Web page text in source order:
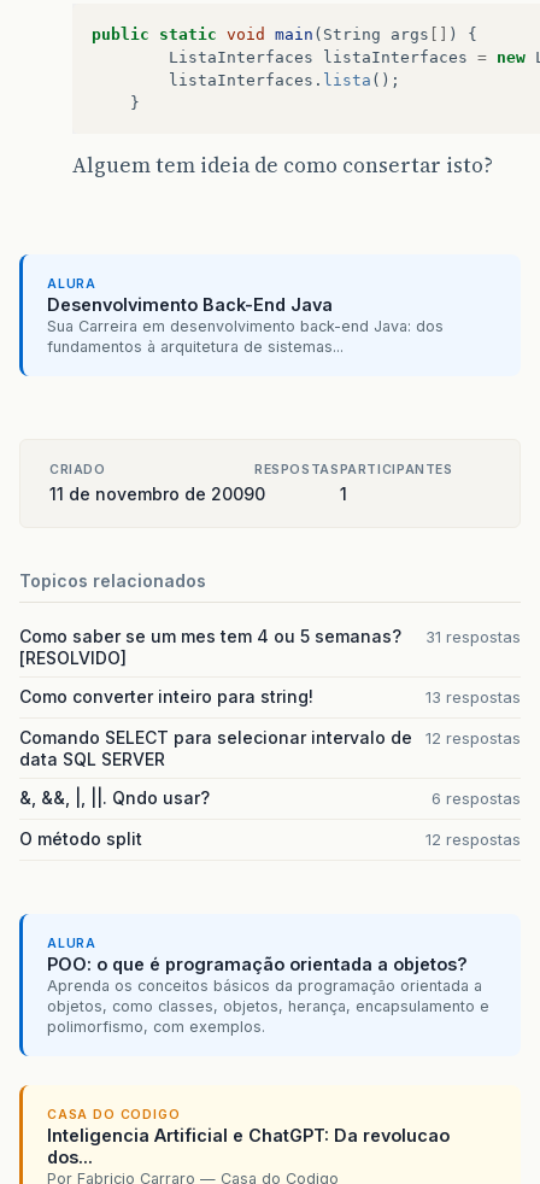
}
public static void main ( String args )
{
ListaInterfaces
listaInterfaces = new
listaInterfaces . lista ();
}
Alguem tem ideia de como consertar isto?
ALURA
Desenvolvimento Back-End Java
Sua Carreira em desenvolvimento back-end Java: dos
fundamentos à arquitetura de sistemas...
CRIADO
11 de novembro de 2009
RESPOSTAS
0
PARTICIPANTES
1
Topicos relacionados
Como saber se um mes tem 4 ou 5 semanas?
[RESOLVIDO]
31 respostas
Como converter inteiro para string! 13 respostas
Comando SELECT para selecionar intervalo de
data SQL SERVER
12 respostas
&, &&, |, ||. Qndo usar? 6 respostas
O método split 12 respostas
ALURA
POO: o que é programação orientada a objetos?
Aprenda os conceitos básicos da programação orientada a
objetos, como classes, objetos, herança, encapsulamento e
polimorfismo, com exemplos.
CASA DO CODIGO
Inteligencia Artificial e ChatGPT: Da revolucao
dos...
Por Fabricio Carraro — Casa do Codigo